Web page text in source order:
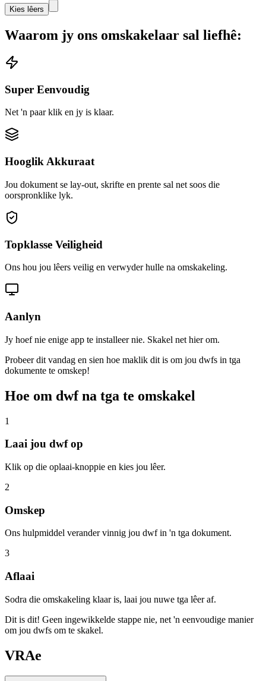
Kies lêers
Waarom jy ons omskakelaar sal liefhê:
Super Eenvoudig
Net 'n paar klik en jy is klaar.
Hooglik Akkuraat
Jou dokument se lay-out, skrifte en prente sal net soos die
oorspronklike lyk.
Topklasse Veiligheid
Ons hou jou lêers veilig en verwyder hulle na omskakeling.
Aanlyn
Jy hoef nie enige app te installeer nie. Skakel net hier om.
Probeer dit vandag en sien hoe maklik dit is om jou dwfs in tga
dokumente te omskep!
Hoe om dwf na tga te omskakel
1
Laai jou dwf op
Klik op die oplaai-knoppie en kies jou lêer.
2
Omskep
Ons hulpmiddel verander vinnig jou dwf in 'n tga dokument.
3
Aflaai
Sodra die omskakeling klaar is, laai jou nuwe tga lêer af.
Dit is dit! Geen ingewikkelde stappe nie, net 'n eenvoudige manier
om jou dwfs om te skakel.
VRAe